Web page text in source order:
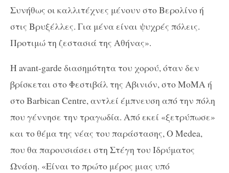
Συνήθως οι καλλιτέχνες μένουν στο Βερολίνο ή
στις Βρυξέλλες. Για μένα είναι ψυχρές πόλεις.
Προτιμώ τη ζεστασιά της Αθήνας».
Η avant-garde διασημότητα του χορού, όταν δεν
βρίσκεται στο Φεστιβάλ της Αβινιόν, στο MoMA ή
στο Barbican Centre, αντλεί έμπνευση από την πόλη
που γέννησε την τραγωδία. Από εκεί «ξετρύπωσε»
και το θέμα της νέας του παράστασης, Ο Medea,
που θα παρουσιάσει στη Στέγη του Ιδρύματος
Ωνάση. «Είναι το πρώτο μέρος μιας υπό